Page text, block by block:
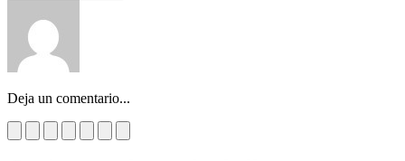
Deja un comentario...